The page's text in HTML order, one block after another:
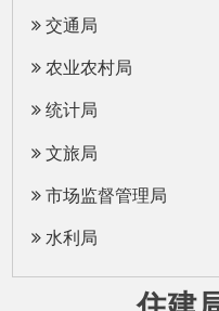
市场监督管理局
水利局
阿克陶县住建局2026年第二
公开”检查计划公示